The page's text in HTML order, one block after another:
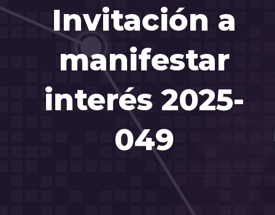
Invitación a
manifestar
interés 2025-
049